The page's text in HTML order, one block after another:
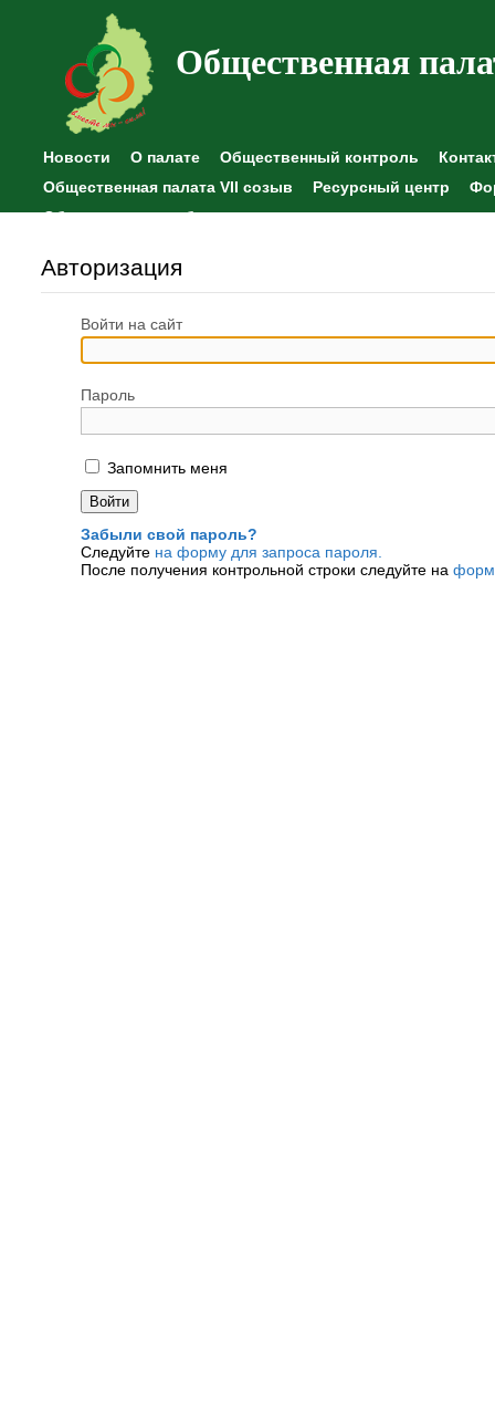
Общественная
Новости О палате Общественный контроль
Общественная палата VII созыв
Ресурсный центр
Общественные наблюдения
Авторизация
Войти на сайт
Пароль
Запомнить меня
Забыли свой пароль?
Следуйте на форму для запроса пароля.
После получения контрольной строки следуйте на